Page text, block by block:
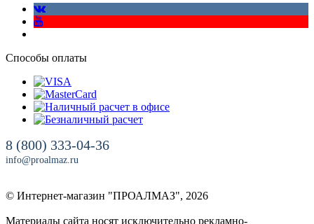
Способы оплаты
8 (800) 333-04-36
info@proalmaz.ru
© Интернет-магазин "ПРОАЛМАЗ", 2026
Материалы сайта носят исключительно рекламно-